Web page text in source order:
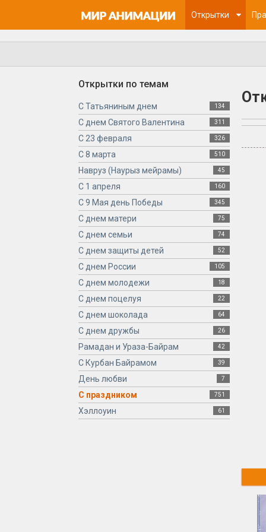
Открытки
Открытки по темам
С Татьяниным днем 134
С днем Святого Валентина 311
С 23 февраля 326
С 8 марта 510
Навруз (Наурыз мейрамы) 45
С 1 апреля 160
С 9 Мая день Победы 345
С днем матери 75
С днем семьи 74
С днем защиты детей 52
С днем России 105
С днем молодежи 18
С днем поцелуя 22
С днем шоколада 64
С днем дружбы 26
Рамадан и Ураза-Байрам 42
С Курбан Байрамом 39
День любви 7
С праздником 751
Хэллоуин 61